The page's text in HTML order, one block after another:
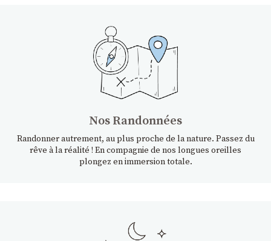
Nos Randonnées
Randonner autrement, au plus proche de la nature. Passez du
rêve à la réalité ! En compagnie de nos longues oreilles
plongez en immersion totale.